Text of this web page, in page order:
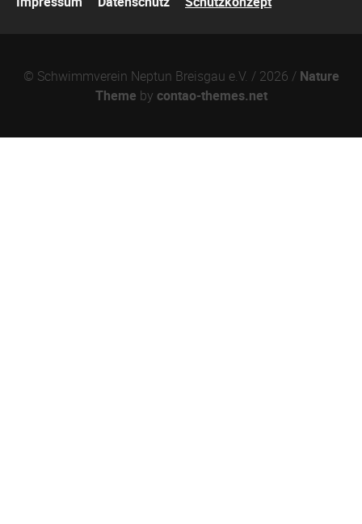
© Schwimmverein Neptun Breisgau e.V. / 2026 / Nature
Theme by contao-themes.net